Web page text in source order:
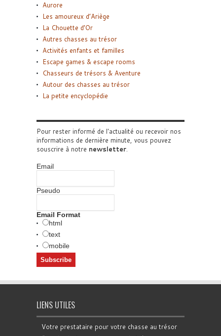
Aurore
Les amoureux d’Ariège
La Chouette d’Or
Autres chasses au trésor
Activités enfants et familles
Escape games & escape rooms
Chasseurs de trésors & Aventure
Autour des chasses au trésor
La petite encyclopédie
Pour rester informé de l'actualité ou recevoir nos
informations de dernière minute, vous pouvez
souscrire à notre newsletter.
Email
Pseudo
Email Format
html
text
mobile
LIENS UTILES
Votre prestataire pour votre chasse au trésor